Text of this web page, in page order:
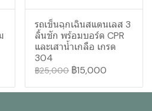
รถเข็นฉุกเฉินสแตนเลส 3
ลิ้นชัก พร้อมบอร์ด CPR
และเสาน้ำเกลือ เกรด
304
฿25,000 ฿15,000